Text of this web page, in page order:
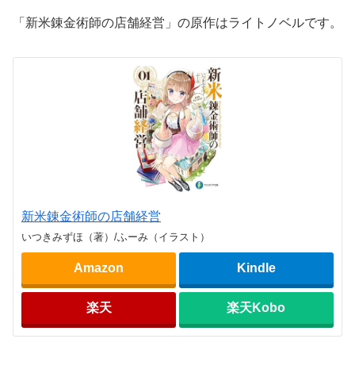
「新米錬金術師の店舗経営」の原作はライトノベルです。
新米錬金術師の店舗経営
いつきみずほ（著）/ふーみ（イラスト）
Amazon Kindle
楽天 楽天Kobo